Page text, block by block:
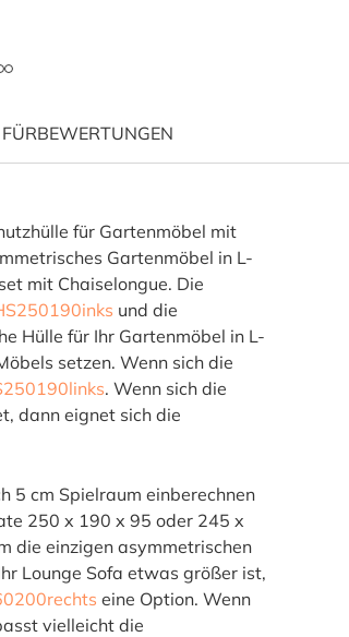
BEWERTUNGEN
"L-Form
für Gartenmöbel mit
Gartenmöbel in L-
mit Chaiselongue. Die
und die
Hülle für Ihr Gartenmöbel in L-
setzen. Wenn sich die
. Wenn sich die
dann eignet sich die
5 cm Spielraum einberechnen
250 x 190 x 95 oder 245 x
die einzigen asymmetrischen
Lounge Sofa etwas größer ist,
eine Option. Wenn
vielleicht die